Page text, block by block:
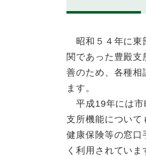
昭和５４年に東
関であった豊殿
善のため、各種相
ます。
平成19年には市
支所機能について
健康保険等の窓口
く利用されていま